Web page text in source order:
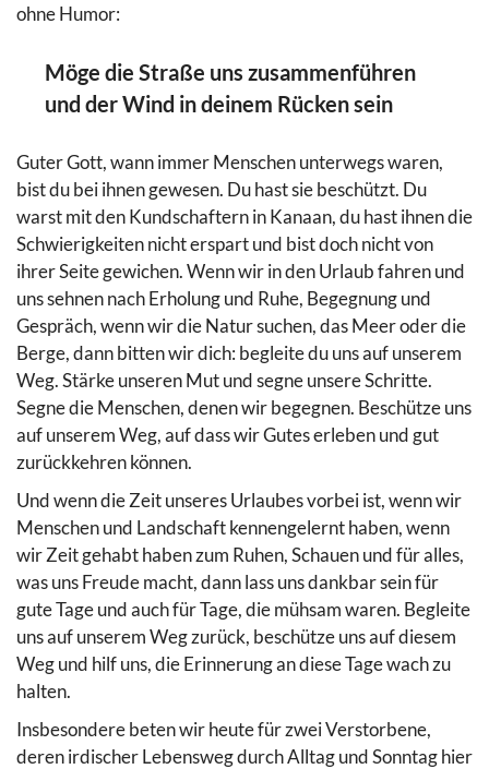
ohne Humor:
Möge die Straße uns zusammenführen
und der Wind in deinem Rücken sein
Guter Gott, wann immer Menschen unterwegs waren,
bist du bei ihnen gewesen. Du hast sie beschützt. Du
warst mit den Kundschaftern in Kanaan, du hast ihnen die
Schwierigkeiten nicht erspart und bist doch nicht von
ihrer Seite gewichen. Wenn wir in den Urlaub fahren und
uns sehnen nach Erholung und Ruhe, Begegnung und
Gespräch, wenn wir die Natur suchen, das Meer oder die
Berge, dann bitten wir dich: begleite du uns auf unserem
Weg. Stärke unseren Mut und segne unsere Schritte.
Segne die Menschen, denen wir begegnen. Beschütze uns
auf unserem Weg, auf dass wir Gutes erleben und gut
zurückkehren können.
Und wenn die Zeit unseres Urlaubes vorbei ist, wenn wir
Menschen und Landschaft kennengelernt haben, wenn
wir Zeit gehabt haben zum Ruhen, Schauen und für alles,
was uns Freude macht, dann lass uns dankbar sein für
gute Tage und auch für Tage, die mühsam waren. Begleite
uns auf unserem Weg zurück, beschütze uns auf diesem
Weg und hilf uns, die Erinnerung an diese Tage wach zu
halten.
Insbesondere beten wir heute für zwei Verstorbene,
deren irdischer Lebensweg durch Alltag und Sonntag hier